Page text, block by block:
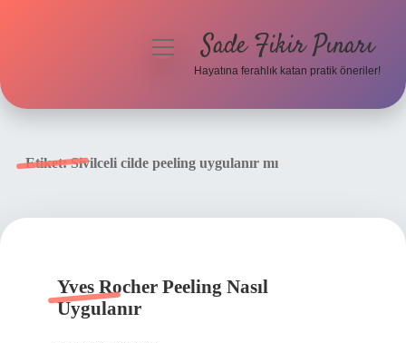
menüyüSade Fikir Pınarı
Hayatına ferahlık katan pratik öneriler!
Etiket:Sivilceli cilde peeling uygulanır mı
Yves Rocher Peeling Nasıl
Uygulanır